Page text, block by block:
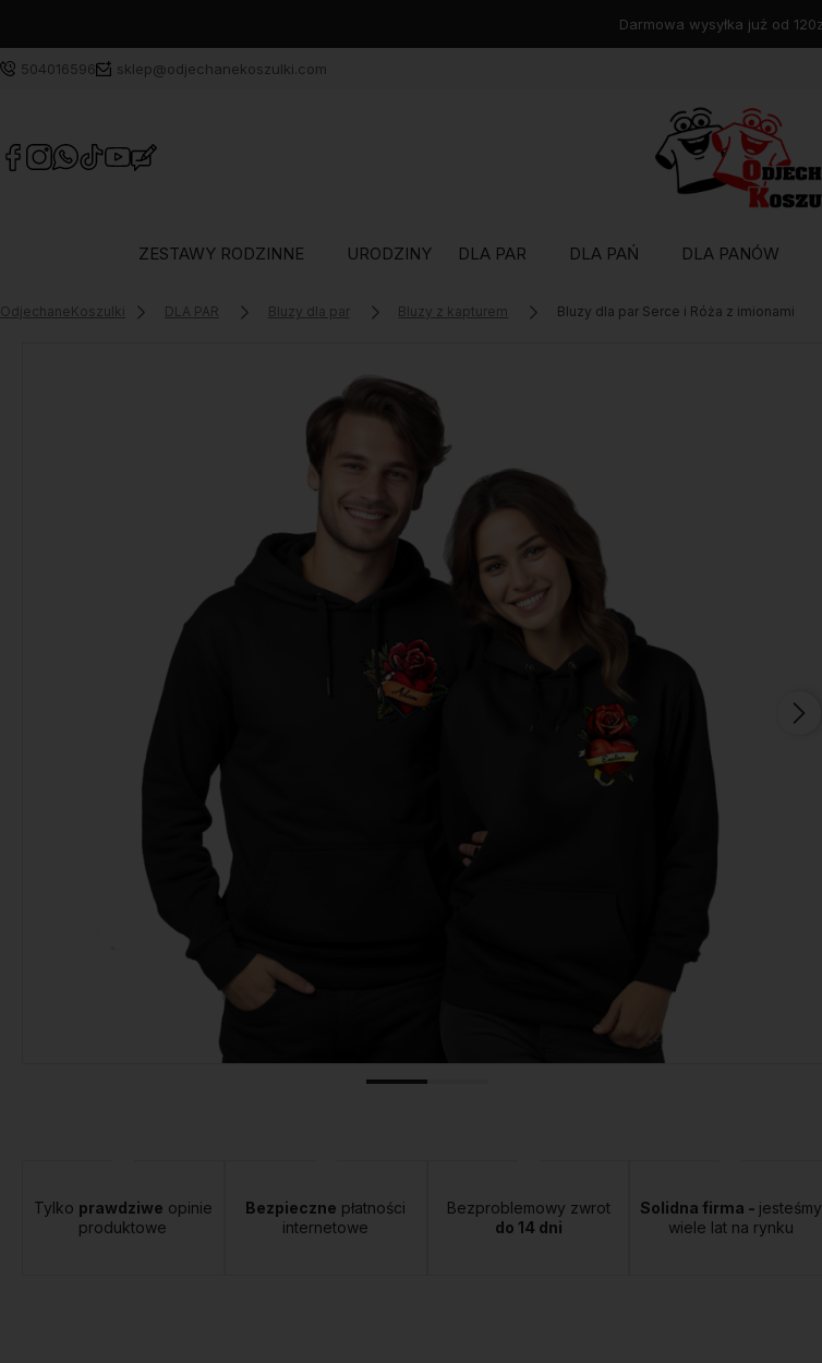
Wysyłka w 48 godzin
504016596 sklep@odjechanekoszulki.com
ZESTAWY RODZINNE URODZINY DLA PAR DLA PAŃ DLA PANÓW
OdjechaneKoszulki DLA PAR Bluzy dla par Bluzy z kapturem Bluzy dla par Serce i Róża z imionami
Tylko prawdziwe opinie
produktowe
Bezpieczne płatności
internetowe
Bezproblemowy zwrot
do 14 dni
Solidna firma - jesteśmy
wiele lat na rynku